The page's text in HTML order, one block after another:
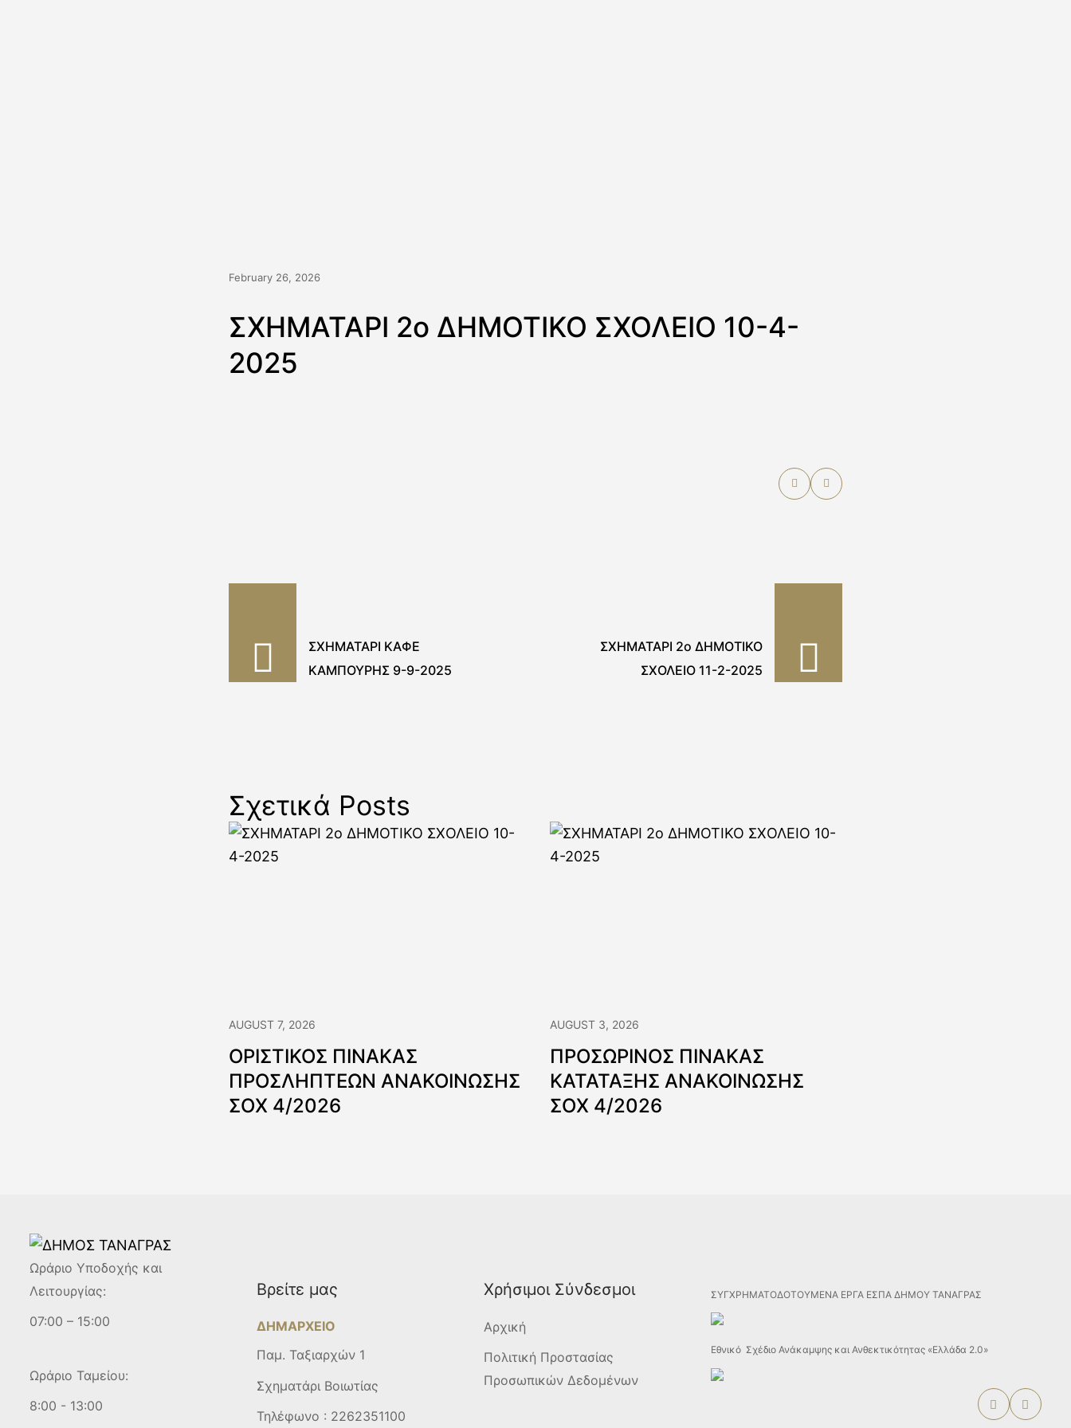
February 26, 2026
ΣΧΗΜΑΤΑΡΙ 2ο ΔΗΜΟΤΙΚΟ ΣΧΟΛΕΙΟ 10-4-
2025
ΣΧΗΜΑΤΑΡΙ ΚΑΦΕ
ΚΑΜΠΟΥΡΗΣ 9-9-2025
ΣΧΗΜΑΤΑΡΙ 2ο ΔΗΜΟΤΙΚΟ
ΣΧΟΛΕΙΟ 11-2-2025
Σχετικά Posts
AUGUST 7, 2026
ΟΡΙΣΤΙΚΟΣ ΠΙΝΑΚΑΣ
ΠΡΟΣΛΗΠΤΕΩΝ ΑΝΑΚΟΙΝΩΣΗΣ
ΣΟΧ 4/2026
AUGUST 3, 2026
ΠΡΟΣΩΡΙΝΟΣ ΠΙΝΑΚΑΣ
ΚΑΤΑΤΑΞΗΣ ΑΝΑΚΟΙΝΩΣΗΣ
ΣΟΧ 4/2026
Ωράριο Υποδοχής και
Λειτουργίας:
07:00 – 15:00
Ωράριο Ταμείου:
8:00 - 13:00
Βρείτε μας
ΔΗΜΑΡΧΕΙΟ
Παμ. Ταξιαρχών 1
Σχηματάρι Βοιωτίας
Τηλέφωνο : 2262351100
Χρήσιμοι Σύνδεσμοι
Αρχική
Πολιτική Προστασίας
Προσωπικών Δεδομένων
ΣΥΓΧΡΗΜΑΤΟΔΟΤΟΥΜΕΝΑ ΕΡΓΑ ΕΣΠΑ ΔΗΜΟΥ ΤΑΝΑΓΡΑΣ
Εθνικό Σχέδιο Ανάκαμψης και Ανθεκτικότητας «Ελλάδα 2.0»